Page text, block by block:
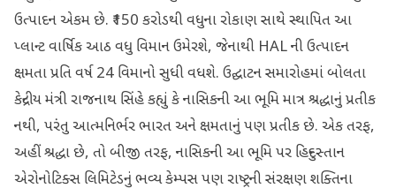
ઉત્પાદન એકમ છે. ₹150 કરોડથી વધુના રોકાણ સાથે સ્થાપિત આ
પ્લાન્ટ વાર્ષિક આઠ વધુ વિમાન ઉમેરશે, જેનાથી HAL ની ઉત્પાદન
ક્ષમતા પ્રતિ વર્ષ 24 વિમાનો સુધી વધશે. ઉદ્ઘાટન સમારોહમાં બોલતા
કેન્દ્રીય મંત્રી રાજનાથ સિંહે કહ્યું કે નાસિકની આ ભૂમિ માત્ર શ્રદ્ધાનું પ્રતીક
નથી, પરંતુ આત્મનિર્ભર ભારત અને ક્ષમતાનું પણ પ્રતીક છે. એક તરફ,
અહીં શ્રદ્ધા છે, તો બીજી તરફ, નાસિકની આ ભૂમિ પર હિન્દુસ્તાન
એરોનોટિક્સ લિમિટેડનું ભવ્ય કેમ્પસ પણ રાષ્ટ્રની સંરક્ષણ શક્તિના